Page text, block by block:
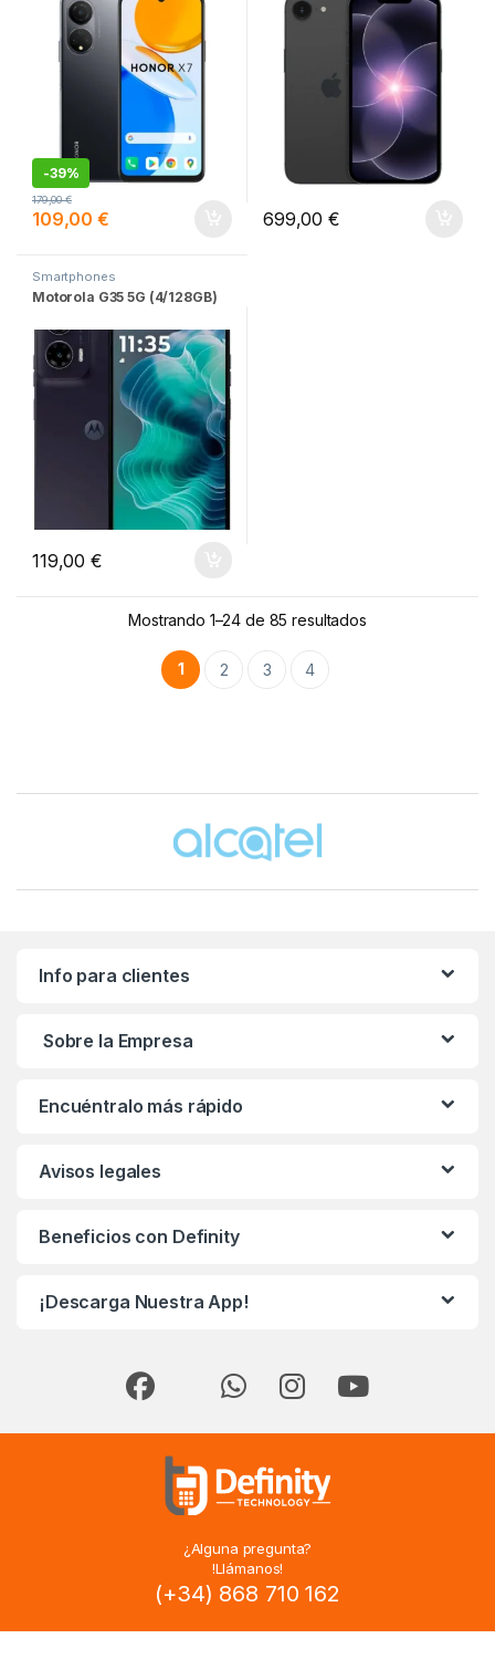
-39%
109,00€
179,00€
699,00€
Smartphones
Motorola G35 5G (4/128GB)
119,00€
Mostrando 1–24 de 85 resultados
1 2 3 4
Info para clientes
Sobre la Empresa
Encuéntralo más rápido
Avisos legales
Beneficios con Definity
¡Descarga Nuestra App!
¿Alguna pregunta?
!Llámanos!
(+34) 868 710 162